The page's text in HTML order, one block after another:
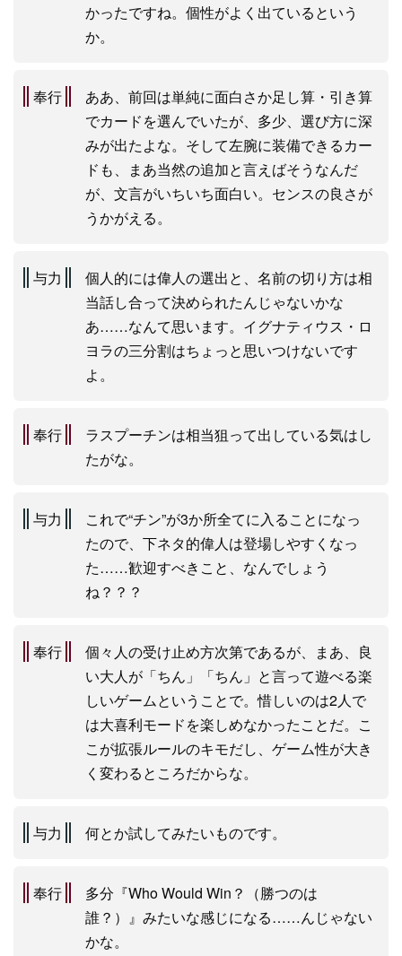
かったですね。個性がよく出ているという
か。
奉行
ああ、前回は単純に面白さか足し算・引き算
でカードを選んでいたが、多少、選び方に深
みが出たよな。そして左腕に装備できるカー
ドも、まあ当然の追加と言えばそうなんだ
が、文言がいちいち面白い。センスの良さが
うかがえる。
与力
個人的には偉人の選出と、名前の切り方は相
当話し合って決められたんじゃないかな
あ……なんて思います。イグナティウス・ロ
ヨラの三分割はちょっと思いつけないです
よ。
奉行
ラスプーチンは相当狙って出している気はし
たがな。
与力
これで“チン”が3か所全てに入ることになっ
たので、下ネタ的偉人は登場しやすくなっ
た……歓迎すべきこと、なんでしょう
ね？？？
奉行
個々人の受け止め方次第であるが、まあ、良
い大人が「ちん」「ちん」と言って遊べる楽
しいゲームということで。惜しいのは2人で
は大喜利モードを楽しめなかったことだ。こ
こが拡張ルールのキモだし、ゲーム性が大き
く変わるところだからな。
与力 何とか試してみたいものです。
奉行
多分『Who Would Win？（勝つのは
誰？）』みたいな感じになる……んじゃない
かな。